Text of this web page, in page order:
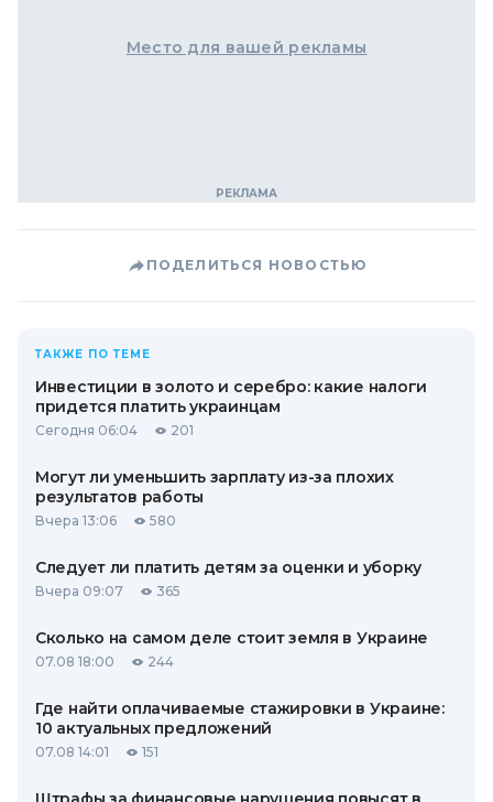
Место для вашей рекламы
ПОДЕЛИТЬСЯ НОВОСТЬЮ
ТАКЖЕ ПО ТЕМЕ
Инвестиции в золото и серебро: какие налоги
придется платить украинцам
Сегодня 06:04 201
Могут ли уменьшить зарплату из-за плохих
результатов работы
Вчера 13:06 580
Следует ли платить детям за оценки и уборку
Вчера 09:07 365
Сколько на самом деле стоит земля в Украине
07.08 18:00 244
Где найти оплачиваемые стажировки в Украине:
10 актуальных предложений
07.08 14:01 151